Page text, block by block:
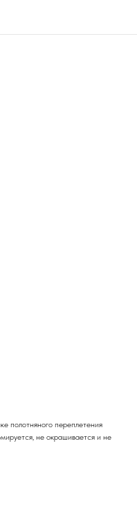
полотняного переплетения
не окрашивается и не